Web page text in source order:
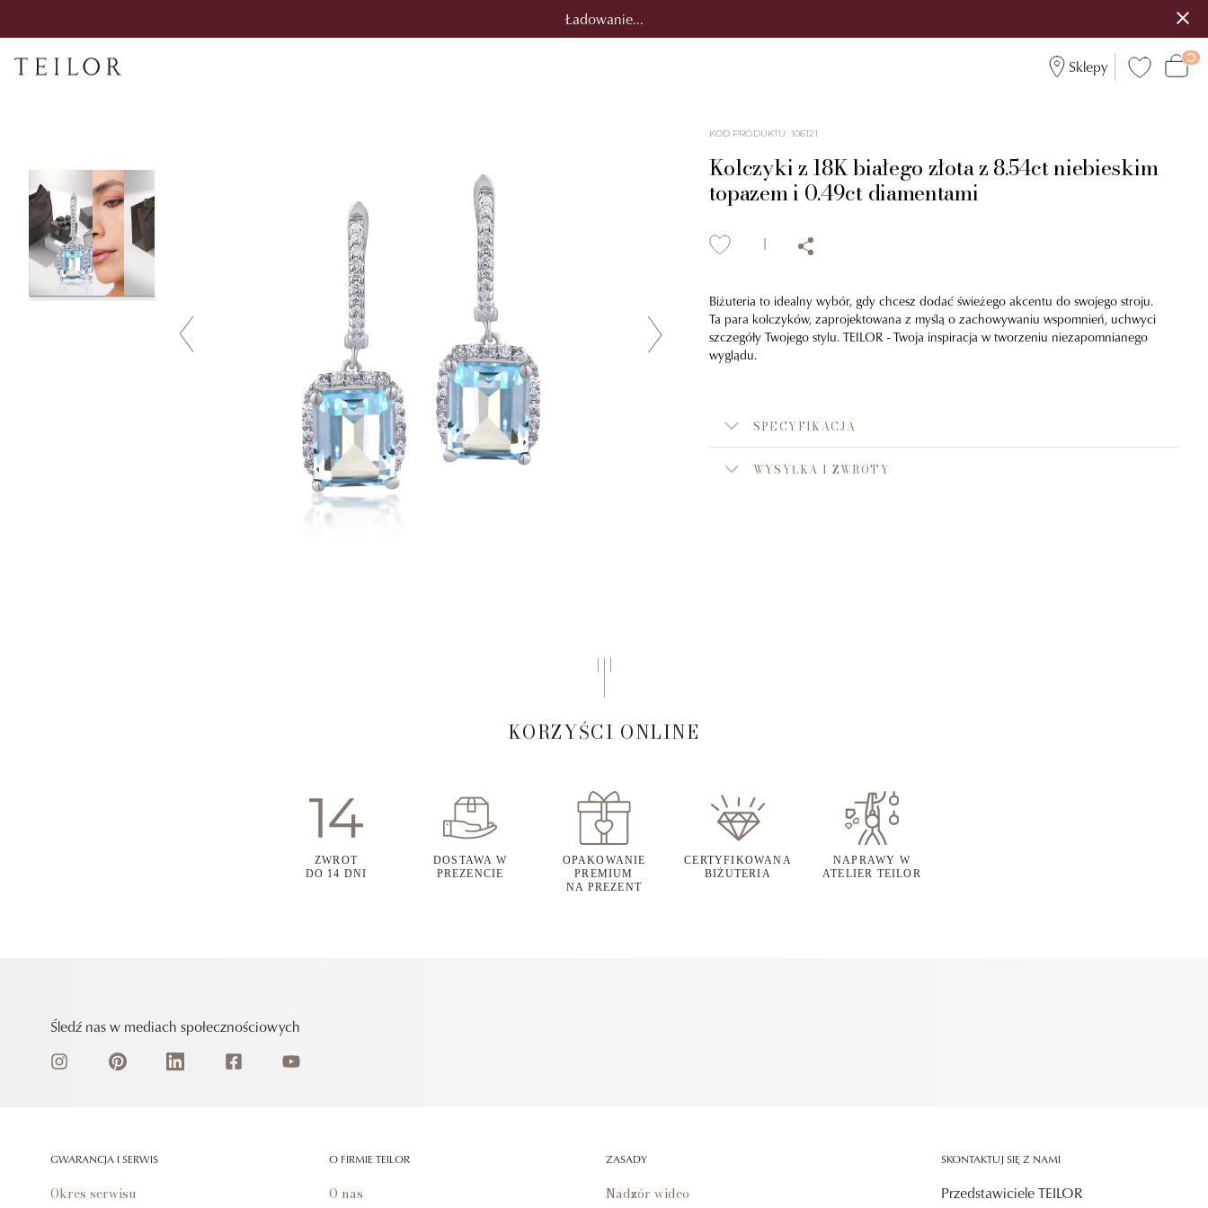
Ładowanie...
Sklepy
KOD PRODUKTU: 106121
Kolczyki z 18K białego złota z 8.54ct niebieskim
topazem i 0.49ct diamentami
Biżuteria to idealny wybór, gdy chcesz dodać świeżego akcentu do swojego stroju.
Ta para kolczyków, zaprojektowana z myślą o zachowywaniu wspomnień, uchwyci
szczegóły Twojego stylu. TEILOR - Twoja inspiracja w tworzeniu niezapomnianego
wyglądu.
SPECYFIKACJA
WYSYŁKA I ZWROTY
KORZYŚCI ONLINE
ZWROT
DO 14 DNI
DOSTAWA W
PREZENCIE
OPAKOWANIE
PREMIUM
NA PREZENT
CERTYFIKOWANA
BIŻUTERIA
NAPRAWY W
ATELIER TEILOR
Śledź nas w mediach społecznościowych
GWARANCJA I SERWIS
Okres serwisu
O FIRMIE TEILOR
O nas
ZASADY
Nadzór wideo
SKONTAKTUJ SIĘ Z NAMI
Przedstawiciele TEILOR